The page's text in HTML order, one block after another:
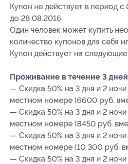
Купон не действует в период с
до 28.08.2016.
Один человек может купить
количество купонов для себя
Купон действует на следующие
Проживание в течение 3
— Скидка 50% на 3 дня и 2
местном номере (6600 руб.
— Скидка 50% на 3 дня и 2
местном номере (8450 руб.
— Скидка 50% на 3 дня и 2
местном номере (10 300 руб.
— Скидка 50% на 3 дня и 2